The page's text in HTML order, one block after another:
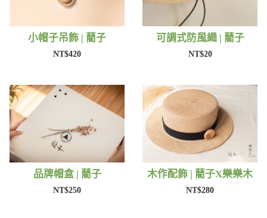
小帽子吊飾 | 藺子
NT$420
可調式防風繩 | 藺子
NT$20
品牌帽盒 | 藺子
NT$250
木作配飾 | 藺子X樂樂木
NT$280